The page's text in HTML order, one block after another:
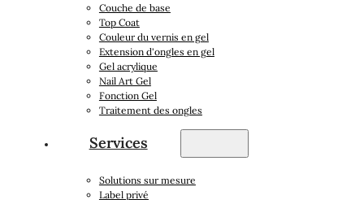
Couche de base
Top Coat
Couleur du vernis en gel
Extension d'ongles en gel
Gel acrylique
Nail Art Gel
Fonction Gel
Traitement des ongles
Services
Solutions sur mesure
Label privé